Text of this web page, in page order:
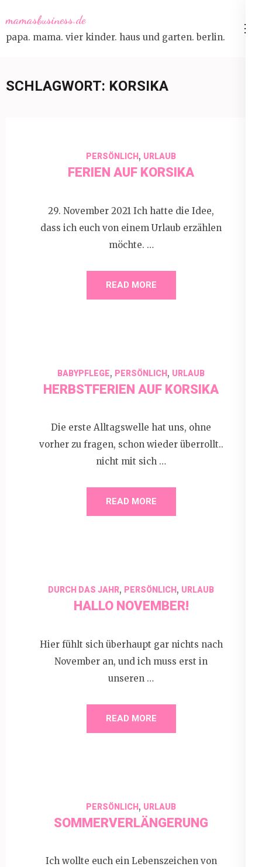
to
content
mamasbusiness.de
papa. mama. vier kinder. haus und garten. berlin.
SCHLAGWORT: KORSIKA
PERSÖNLICH , URLAUB
FERIEN AUF KORSIKA
29. November 2021 Ich hatte die Idee,
dass ich euch von einem Urlaub erzählen
möchte. …
READ MORE
BABYPFLEGE, PERSÖNLICH, URLAUB
HERBSTFERIEN AUF KORSIKA
Die erste Alltagswelle hat uns, ohne
vorher zu fragen, schon wieder überrollt..
nicht mit sich …
READ MORE
DURCH DAS JAHR, PERSÖNLICH , URLAUB
HALLO NOVEMBER!
Hier fühlt sich überhaupt gar nichts nach
November an, und ich muss erst in
unseren …
READ MORE
PERSÖNLICH, URLAUB
SOMMERVERLÄNGERUNG
Ich wollte euch ein Lebenszeichen von